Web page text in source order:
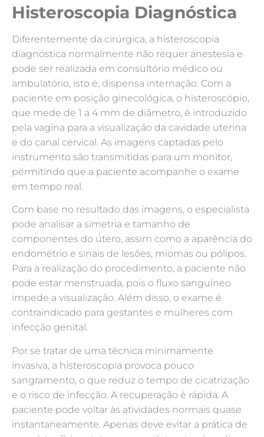
Histeroscopia Diagnóstica
Diferentemente da cirúrgica, a histeroscopia
diagnóstica normalmente não requer anestesia e
pode ser realizada em consultório médico ou
ambulatório, isto é, dispensa internação. Com a
paciente em posição ginecológica, o histeroscópio,
que mede de 1 a 4 mm de diâmetro, é introduzido
pela vagina para a visualização da cavidade uterina
e do canal cervical. As imagens captadas pelo
instrumento são transmitidas para um monitor,
permitindo que a paciente acompanhe o exame
em tempo real.
Com base no resultado das imagens, o especialista
pode analisar a simetria e tamanho de
componentes do útero, assim como a aparência do
endométrio e sinais de lesões, miomas ou pólipos.
Para a realização do procedimento, a paciente não
pode estar menstruada, pois o fluxo sanguíneo
impede a visualização. Além disso, o exame é
contraindicado para gestantes e mulheres com
infecção genital.
Por se tratar de uma técnica minimamente
invasiva, a histeroscopia provoca pouco
sangramento, o que reduz o tempo de cicatrização
e o risco de infecção. A recuperação é rápida. A
paciente pode voltar às atividades normais quase
instantaneamente. Apenas deve evitar a prática de